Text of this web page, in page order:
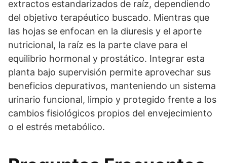
extractos estandarizados de raíz, dependiendo
del objetivo terapéutico buscado. Mientras que
las hojas se enfocan en la diuresis y el aporte
nutricional, la raíz es la parte clave para el
equilibrio hormonal y prostático. Integrar esta
planta bajo supervisión permite aprovechar sus
beneficios depurativos, manteniendo un sistema
urinario funcional, limpio y protegido frente a los
cambios fisiológicos propios del envejecimiento
o el estrés metabólico.